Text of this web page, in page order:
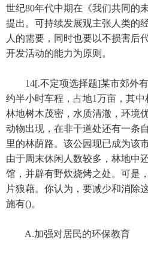
世纪80年代中期在《我们共同的
提出。可持续发展观主张人类的
人的需要，同时也要以不损害后
开发活动的能力为原则。
14[.不定项选择题]某市郊外有
约半小时车程，占地1万亩，其中
林地树木茂密，水质清澈，环境
动物出现，在非干道处还有一条
里的林荫路。该公园现已成为该
由于周末休闲人数较多，林地中
馆，并辟有野炊烧烤之处。可是
片狼藉。你认为，要减少和消除
施有()。
A.加强对居民的环保教育